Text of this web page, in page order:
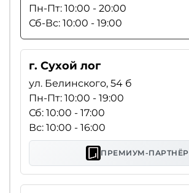
Пн-Пт: 10:00 - 20:00
Сб-Вс: 10:00 - 19:00
г. Сухой лог
ул. Белинского, 54 б
Пн-Пт: 10:00 - 19:00
Сб: 10:00 - 17:00
Вс: 10:00 - 16:00
ПРЕМИУМ-ПАРТНЁР